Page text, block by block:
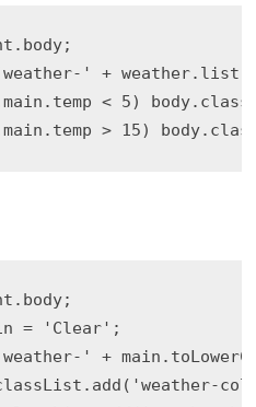
' +
< 5)
= 'Clear';
' +